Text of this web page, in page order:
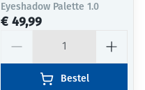
Eyeshadow Palette 1.0
€ 49,99
Bestel